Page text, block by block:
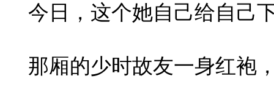
今日，这个她自己给自己
那厢的少时故友一身红袍